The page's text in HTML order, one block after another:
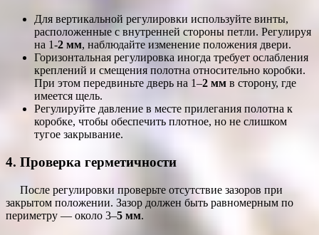
Для вертикальной регулировки используйте винты,
расположенные с внутренней стороны петли. Регулируя
на 1-2 мм, наблюдайте изменение положения двери.
Горизонтальная регулировка иногда требует ослабления
креплений и смещения полотна относительно коробки.
При этом передвиньте дверь на 1–2 мм в сторону, где
имеется щель.
Регулируйте давление в месте прилегания полотна к
коробке, чтобы обеспечить плотное, но не слишком
тугое закрывание.
4. Проверка герметичности
После регулировки проверьте отсутствие зазоров при
закрытом положении. Зазор должен быть равномерным по
периметру — около 3–5 мм.